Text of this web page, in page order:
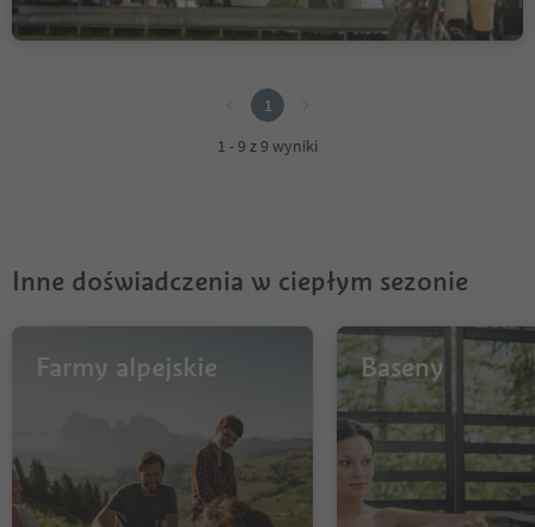
Wzlot odległość
1
1 - 9 z 9 wyniki
Inne doświadczenia w ciepłym sezonie
Farmy alpejskie Baseny